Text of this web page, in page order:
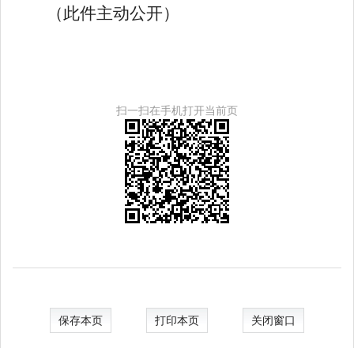
（此件主动公开）
扫一扫在手机打开当前页
保存本页 打印本页 关闭窗口